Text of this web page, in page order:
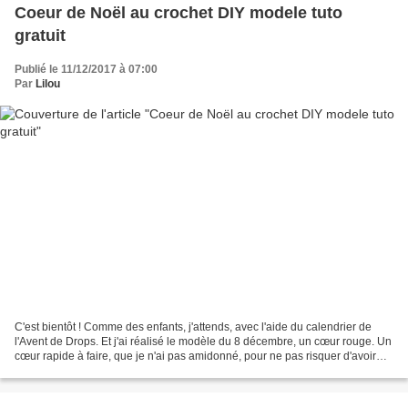
Coeur de Noël au crochet DIY modele tuto
gratuit
Publié le 11/12/2017 à 07:00
Par Lilou
C'est bientôt ! Comme des enfants, j'attends, avec l'aide du calendrier de
l'Avent de Drops. Et j'ai réalisé le modèle du 8 décembre, un cœur rouge. Un
cœur rapide à faire, que je n'ai pas amidonné, pour ne pas risquer d'avoir